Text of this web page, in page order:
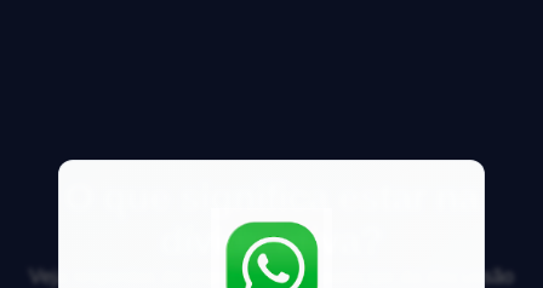
dívida ativa?
Veja respostas de especialistas e participe da discussão